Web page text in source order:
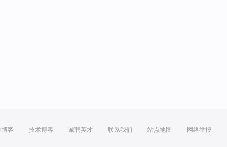
博客 技术博客 诚聘英才 联系我们 站点地图 网络举报